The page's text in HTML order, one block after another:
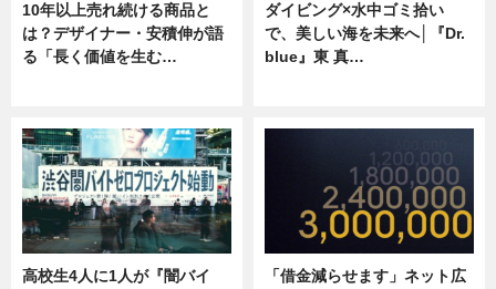
10年以上売れ続ける商品と
は？デザイナー・安積伸が語
る「長く価値を生む…
ダイビング×水中ゴミ拾い
で、美しい海を未来へ│『Dr.
blue』東 真…
高校生4人に1人が『闇バイ
「借金減らせます」ネット広